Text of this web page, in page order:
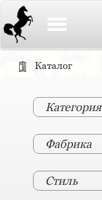
Каталог
Категория
Фабрика
Стиль